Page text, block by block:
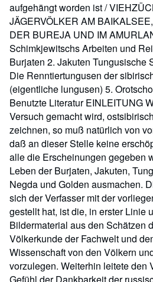
aufgehängt worden ist /
JÄGERVÖLKER AM
DER BUREJA UND IM
Schimkjewitschs Arbeiten und
Burjaten 2. Jakuten Tungusische
Die Renntiertungusen der
(eigentliche lungusen) 5.
Benutzte Literatur EINLEITUNG
Versuch gemacht wird,
zeichnen, so muß natürlich von
daß an dieser Stelle keine
alle die Erscheinungen gegeben
Leben der Burjaten, Jakuten,
Negda und Golden ausmachen.
sich der Verfasser mit der
gestellt hat, ist die, in erster Linie
Bildermaterial aus den Schätzen
Völkerkunde der Fachwelt und
Wissenschaft von den Völkern
vorzulegen. Weiterhin leitete den